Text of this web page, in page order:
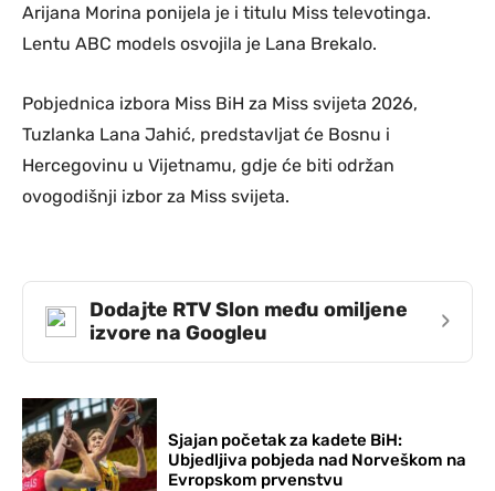
Arijana Morina ponijela je i titulu Miss televotinga.
Lentu ABC models osvojila je Lana Brekalo.
Pobjednica izbora Miss BiH za Miss svijeta 2026,
Tuzlanka Lana Jahić, predstavljat će Bosnu i
Hercegovinu u Vijetnamu, gdje će biti održan
ovogodišnji izbor za Miss svijeta.
Dodajte RTV Slon među omiljene
izvore na Googleu
›
Sjajan početak za kadete BiH:
Ubjedljiva pobjeda nad Norveškom na
Evropskom prvenstvu